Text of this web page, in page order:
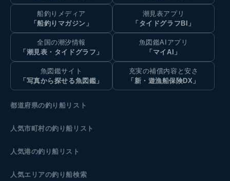
船釣りメディア
「船釣りマガジン」
潮見表アプリ
「タイドグラフBI」
全国の潮汐情報
「潮見表・タイドグラフ」
魚図鑑AIアプリ
「マイAI」
魚図鑑サイト
「写真から探せる魚図鑑」
充実の補償内容と安さ
「新・遊漁船保険DX」
都道府県の釣り船リスト
人気市町村の釣り船リスト
人気港の釣り船リスト
人気エリアの釣り船検索